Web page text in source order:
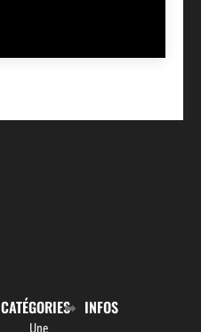
CATÉGORIES INFOS
Une